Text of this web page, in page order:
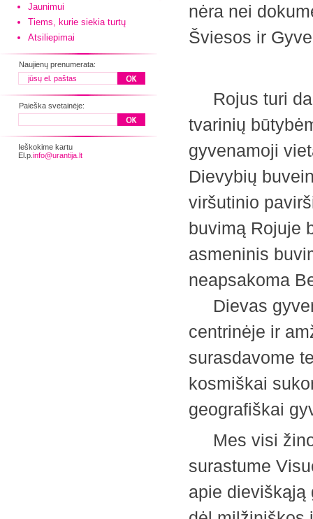
Jaunimui
Tiems, kurie siekia turtų
Atsiliepimai
Naujienų prenumerata:
Paieška svetainėje:
Ieškokime kartu
El.p. info@urantija.lt
nėra nei
Šviesos ir
Rojus turi
tvarinių
gyvenamoji
Dievybių
viršutinio
buvimą Rojuje
asmeninis
neapsakoma
Dievas
centrinėje ir
surasdavome
kosmiškai
geografiškai
Mes visi
surastume
apie dieviškąją